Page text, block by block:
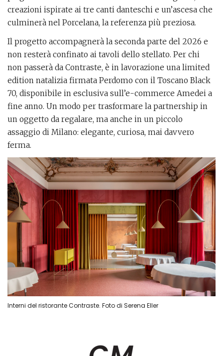
creazioni ispirate ai tre canti danteschi e un’ascesa che
culminerà nel Porcelana, la referenza più preziosa.
Il progetto accompagnerà la seconda parte del 2026 e
non resterà confinato ai tavoli dello stellato. Per chi
non passerà da Contraste, è in lavorazione una limited
edition natalizia firmata Perdomo con il Toscano Black
70, disponibile in esclusiva sull’e-commerce Amedei a
fine anno. Un modo per trasformare la partnership in
un oggetto da regalare, ma anche in un piccolo
assaggio di Milano: elegante, curiosa, mai davvero
ferma.
Interni del ristorante Contraste. Foto di Serena Eller